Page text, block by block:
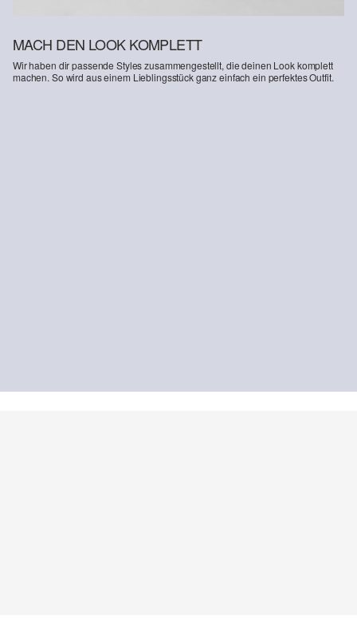
MACH DEN LOOK KOMPLETT
Wir haben dir passende Styles zusammengestellt, die deinen Look komplett
machen. So wird aus einem Lieblingsstück ganz einfach ein perfektes Outfit.